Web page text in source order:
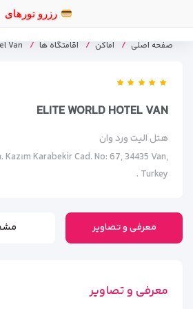
رزرو
صفحه اصلی اماکن اقامتگاه ها Van
ELITE WORLD HOTEL VAN
هتل الیت ورد وان
Kazım Karabekir Cad. No: 67, 34435 Van,
Turkey .
معرفی و تصاویر
معرفی و تصاویر